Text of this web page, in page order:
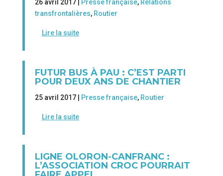
26 avril 2017 | Presse française, Relations
transfrontalières, Routier
Lire la suite
FUTUR BUS À PAU : C’EST PARTI
POUR DEUX ANS DE CHANTIER
25 avril 2017 | Presse française, Routier
Lire la suite
LIGNE OLORON-CANFRANC :
L’ASSOCIATION CROC POURRAIT